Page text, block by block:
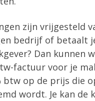
zijn vrijgesteld
bedrijf of betaalt
Dan kunnen
factuur voor je
btw op de prijs die
wordt. Je kan de